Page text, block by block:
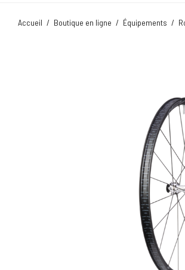
Accueil / Boutique en ligne / Équipements /